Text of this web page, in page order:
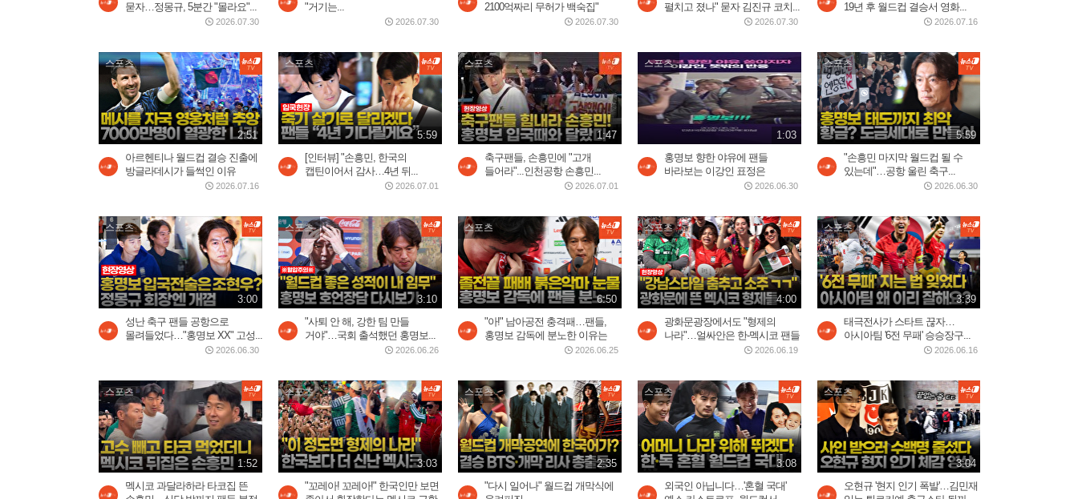
묻자…정몽규, 5분간 "몰라요"...
2026.07.30
"거기는...
2026.07.30
2100억짜리 무허가 백숙집"
2026.07.30
펼치고 졌나" 묻자 김진규 코치...
2026.07.30
19년 후 월드컵 결승서 영화...
2026.07.16
스포츠
2:51
아르헨티나 월드컵 결승 진출에
방글라데시가 들썩인 이유
2026.07.16
스포츠
5:59
[인터뷰] "손흥민, 한국의
캡틴이어서 감사…4년 뒤...
2026.07.01
스포츠
1:47
축구팬들, 손흥민에 "고개
들어라"...인천공항 손흥민...
2026.07.01
스포츠
1:03
홍명보 향한 야유에 팬들
바라보는 이강인 표정은
2026.06.30
스포츠
5:59
"손흥민 마지막 월드컵 될 수
있는데"…공항 울린 축구...
2026.06.30
스포츠
3:00
성난 축구 팬들 공항으로
몰려들었다…"홍명보 XX" 고성...
2026.06.30
스포츠
3:10
"사퇴 안 해, 강한 팀 만들
거야"…국회 출석했던 홍명보...
2026.06.26
스포츠
6:50
"아!" 남아공전 충격패…팬들,
홍명보 감독에 분노한 이유는
2026.06.25
스포츠
4:00
광화문광장에서도 "형제의
나라"…얼싸안은 한-멕시코 팬들
2026.06.19
스포츠
3:39
태극전사가 스타트 끊자…
아시아팀 '6전 무패' 승승장구...
2026.06.16
스포츠
1:52
멕시코 과달라하라 타코집 뜬
스포츠
3:03
"꼬레아! 꼬레아!" 한국인만 보면
스포츠
2:35
"다시 일어나" 월드컵 개막식에
스포츠
3:08
외국인 아닙니다…'혼혈 국대'
스포츠
3:04
오현규 '현지 인기 폭발'…김민재